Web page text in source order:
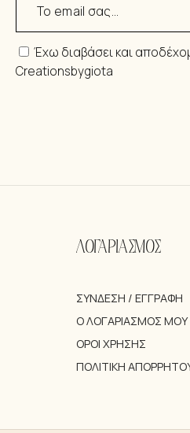
Έχω διαβάσει και
Creationsbygiota
ΛΟΓΑΡΙΑΣΜΟΣ
ΣΎΝΔΕΣΗ / ΕΓΓΡΑΦΉ
Ο ΛΟΓΑΡΙΑΣΜΌΣ ΜΟΥ
ΌΡΟΙ ΧΡΉΣΗΣ
ΠΟΛΙΤΙΚΉ